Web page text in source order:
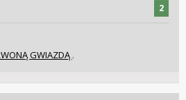
2
GWIAZDĄ .